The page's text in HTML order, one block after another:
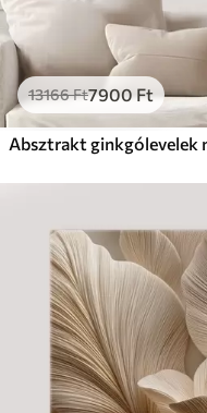
13166Ft7900Ft